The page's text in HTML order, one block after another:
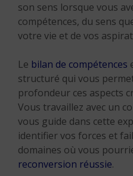
son sens lorsque vous
compétences, du sens
votre vie et de vos
Le bilan de compétences
structuré qui vous
profondeur ces aspects
Vous travaillez avec un
vous guide dans cette
identifier vos forces et
domaines où vous
reconversion réussie.